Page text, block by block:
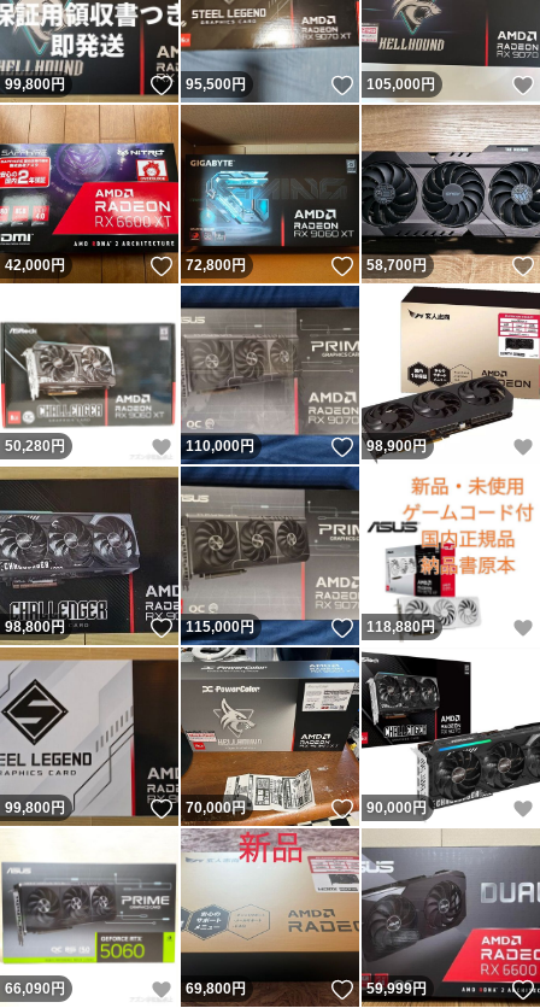
99,800円 いいね！
95,500円 いいね！
105,000円
42,000円 いいね！
72,800円 いいね！
58,700円
50,280 円 いいね！
110,000円 いいね！
98,900円
98,800円 いいね！
115,000円 いいね！
118,880円
99,800円 いいね！
70,000円 いいね！
90,000 円
66,090 円 いいね！
69,800円 いいね！
59,999円